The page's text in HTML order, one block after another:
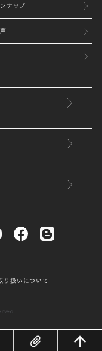
ナップ
り扱いについて